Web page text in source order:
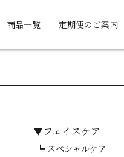
商品一覧 定期便のご案内
▼フェイスケア
┗ スペシャルケア